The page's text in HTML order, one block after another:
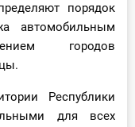
порядок
автомобильным
городов
Республики
для всех